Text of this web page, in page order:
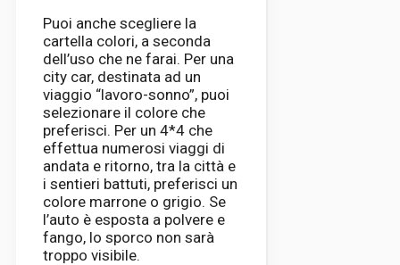
Puoi anche scegliere la
cartella colori, a seconda
dell’uso che ne farai. Per una
city car, destinata ad un
viaggio “lavoro-sonno”, puoi
selezionare il colore che
preferisci. Per un 4*4 che
effettua numerosi viaggi di
andata e ritorno, tra la città e
i sentieri battuti, preferisci un
colore marrone o grigio. Se
l’auto è esposta a polvere e
fango, lo sporco non sarà
troppo visibile.